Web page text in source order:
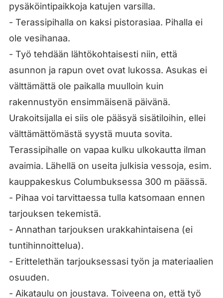
pysäköintipaikkoja katujen varsilla.
- Terassipihalla on kaksi pistorasiaa. Pihalla ei
ole vesihanaa.
- Työ tehdään lähtökohtaisesti niin, että
asunnon ja rapun ovet ovat lukossa. Asukas ei
välttämättä ole paikalla muulloin kuin
rakennustyön ensimmäisenä päivänä.
Urakoitsijalla ei siis ole pääsyä sisätiloihin, ellei
välttämättömästä syystä muuta sovita.
Terassipihalle on vapaa kulku ulkokautta ilman
avaimia. Lähellä on useita julkisia vessoja, esim.
kauppakeskus Columbuksessa 300 m päässä.
- Pihaa voi tarvittaessa tulla katsomaan ennen
tarjouksen tekemistä.
- Annathan tarjouksen urakkahintaisena (ei
tuntihinnoittelua).
- Erittelethän tarjouksessasi työn ja materiaalien
osuuden.
- Aikataulu on joustava. Toiveena on, että työ